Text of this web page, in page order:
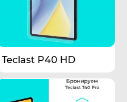
Teclast P40 HD